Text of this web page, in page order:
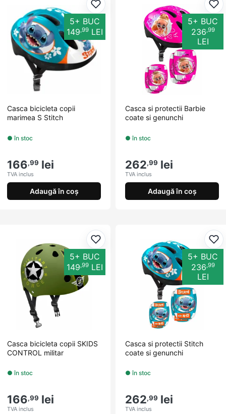
Adaugă la favorite
5+ BUC
149,99 LEI
Casca bicicleta copii
marimea S Stitch
● în stoc
166,99 lei
TVA inclus
Adaugă în coș
5+ BUC
236,99
LEI
Casca si protectii Barbie
coate si genunchi
● în stoc
262,99 lei
TVA inclus
Adaugă în coș
Adaugă la favorite
5+ BUC
149,99 LEI
Casca bicicleta copii SKIDS
CONTROL militar
● în stoc
166,99 lei
TVA inclus
5+ BUC
236,99
LEI
Casca si protectii Stitch
coate si genunchi
● în stoc
262,99 lei
TVA inclus